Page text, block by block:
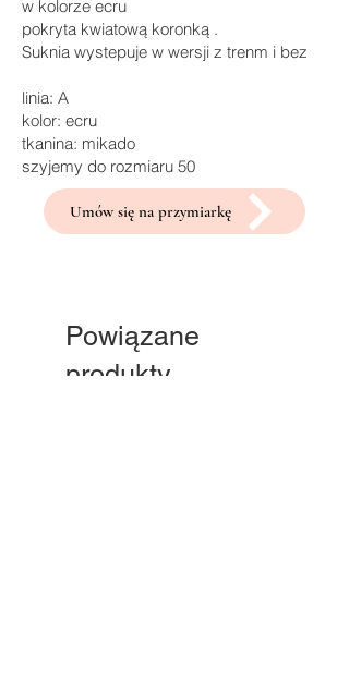
w kolorze ecru
pokryta kwiatową koronką .
Suknia wystepuje w wersji z trenm i bez
linia: A
kolor: ecru
tkanina: mikado
szyjemy do rozmiaru 50
Umów się na przymiarkę
Powiązane
produkty